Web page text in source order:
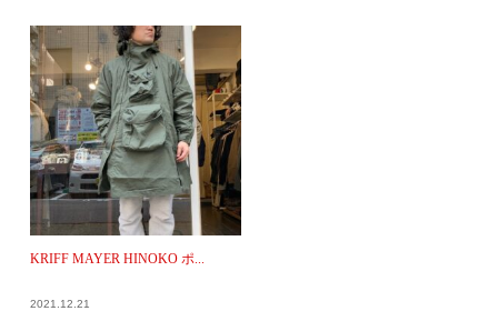
KRIFF MAYER HINOKO ポ...
2021.12.21